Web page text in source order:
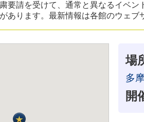
要請を受けて、通常と異なるイベ
あります。最新情報は各館のウェ
場
多
開